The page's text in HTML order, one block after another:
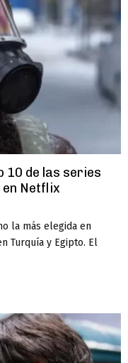
10 de las series
en Netflix
la más elegida en
Turquía y Egipto. El